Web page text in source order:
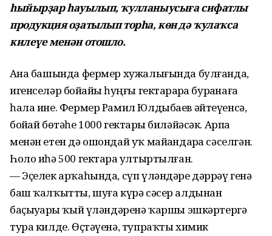
һыйырҙар һауылып, ҡулланыусыға сифатлы
продукция оҙатылып торһа, көн дә ҡулаҡса
килеүе менән отошло.
Аҙна башында фермер хужалығында булғанда,
игенселәр бойҙайҙы һуңғы гектарҙарҙа бураҙнаға
һала ине. Фермер Рамил Юлдыбаев әйтеүенсә,
бойҙай бөтәһе 1000 гектарҙы биләйәсәк. Арпа
менән етен дә ошондай уҡ майҙандарҙа сәселгән.
Һоло иһә 500 гектарҙа ултыртылған.
— Эҫелек арҡаһында, сүп үләндәре дәррәү генә
баш ҡалҡытты, шуға күрә сәсер алдынан
баҫыуҙарҙы ҡый үләндәренә ҡаршы эшкәртергә
тура килде. Өҫтәүенә, тупраҡты химик